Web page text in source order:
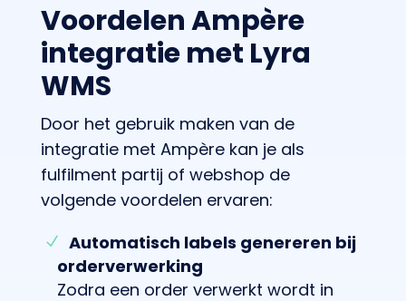
Voordelen Ampère
integratie met Lyra
WMS
Door het gebruik maken van de
integratie met Ampère kan je als
fulfilment partij of webshop de
volgende voordelen ervaren:
Automatisch labels genereren bij
orderverwerking
Zodra een order verwerkt wordt in